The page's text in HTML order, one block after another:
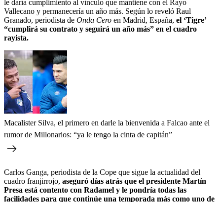
le daría cumplimiento al vínculo que mantiene con el Rayo
Vallecano y permanecería un año más. Según lo reveló Raul
Granado, periodista de Onda Cero en Madrid, España, el ‘Tigre’
“cumplirá su contrato y seguirá un año más” en el cuadro
rayista.
Macalister Silva, el primero en darle la bienvenida a Falcao ante el
rumor de Millonarios: “ya le tengo la cinta de capitán”
Carlos Ganga, periodista de la Cope que sigue la actualidad del
cuadro franjirrojo, aseguró días atrás que el presidente Martín
Presa está contento con Radamel y le pondría todas las
facilidades para que continúe una temporada más como uno de